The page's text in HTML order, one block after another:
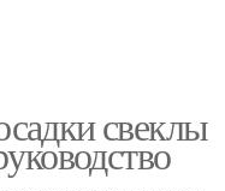
свеклы